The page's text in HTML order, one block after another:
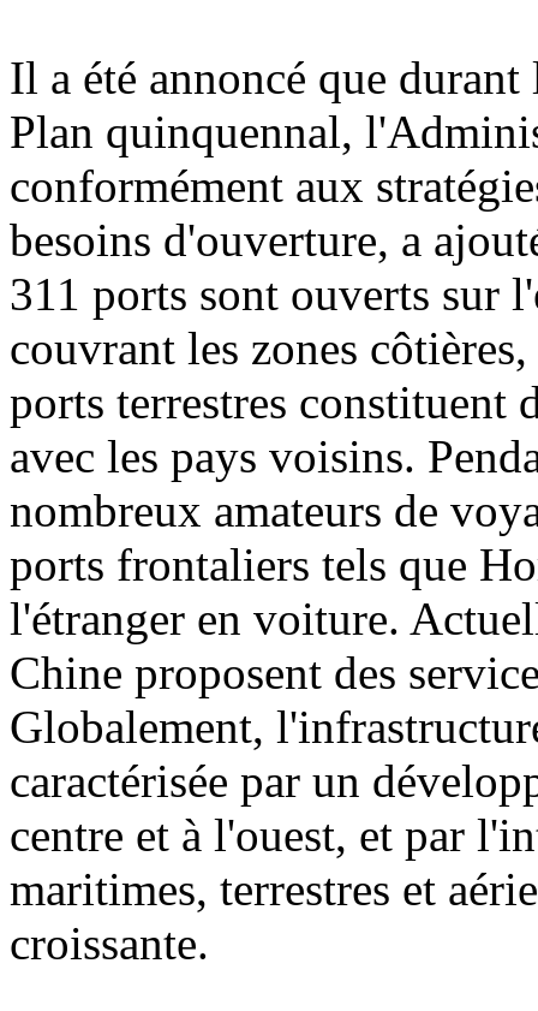
Il a été annoncé que
Plan quinquennal,
conformément aux
besoins d'ouverture, a
311 ports sont ouverts sur
couvrant les zones
ports terrestres constituent
avec les pays voisins.
nombreux amateurs de
ports frontaliers tels que
l'étranger en voiture.
Chine proposent des
Globalement,
caractérisée par un
centre et à l'ouest, et par
maritimes, terrestres et
croissante.